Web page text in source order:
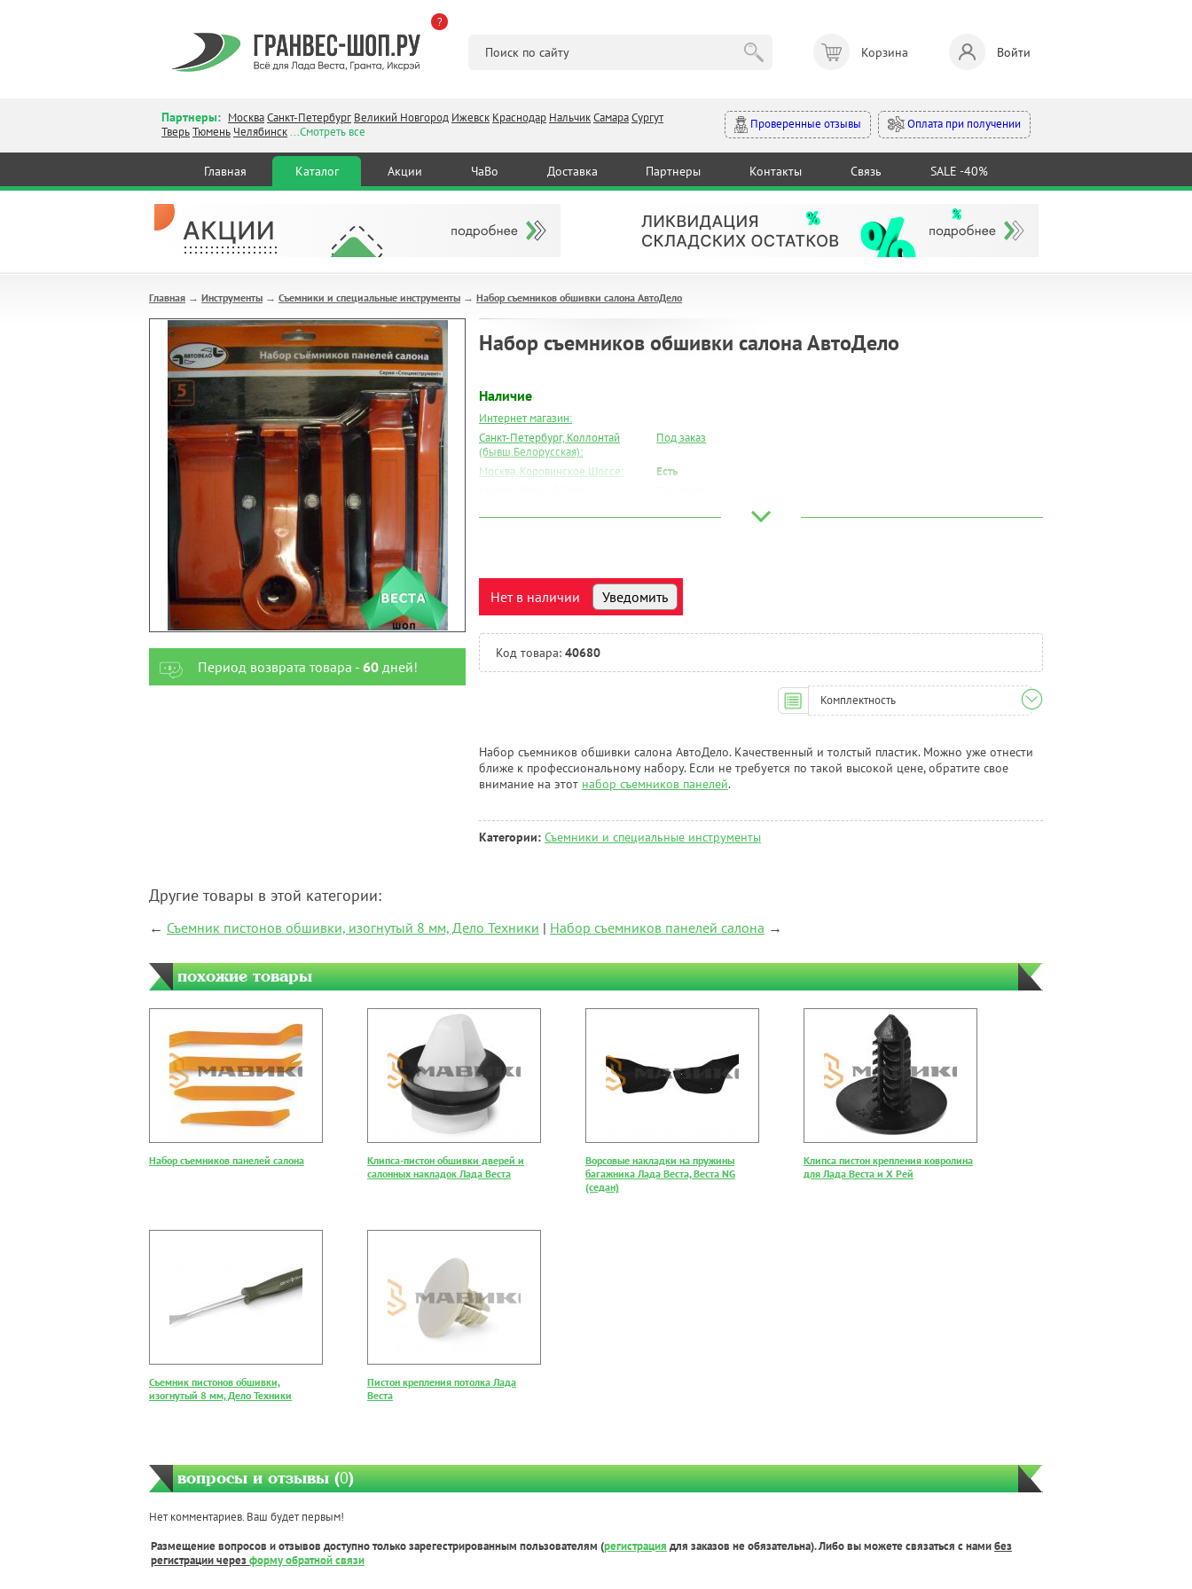
?
Корзина Войти
Партнеры: МоскваСанкт-Петербург Великий Новгород Ижевск Краснодар НальчикСамараСургут
ТверьТюмень Челябинск...Смотреть все
Проверенные отзывы Оплата при получении
Главная Каталог Акции ЧаВо Доставка Партнеры Контакты Связь SALE -40%
Главная → Инструменты → Съемники и специальные инструменты → Набор съемников обшивки салона АвтоДело
Период возврата товара - 60дней!
Набор съемников обшивки салона АвтоДело
Наличие
Интернет магазин:
Санкт-Петербург, Коллонтай
(бывш.Белорусская):
Под заказ
Москва, Коровинское Шоссе:
Есть
Под заказ
Под заказ
Нет в наличии Уведомить
Код товара: 40680
Комплектность
Набор съемников обшивки салона АвтоДело. Качественный и толстый пластик. Можно уже отнести
ближе к профессиональному набору. Если не требуется по такой высокой цене, обратите свое
внимание на этот набор съемников панелей.
Категории: Съемники и специальные инструменты
Другие товары в этой категории:
← Съемник пистонов обшивки, изогнутый 8 мм, Дело Техники | Набор съемников панелей салона →
похожие товары
Набор съемников панелей салона
Клипса-пистон обшивки дверей и
салонных накладок Лада Веста
Ворсовые накладки на пружины
багажника Лада Веста, Веста NG
(седан)
Клипса пистон крепления ковролина
для Лада Веста и Х Рей
Съемник пистонов обшивки,
изогнутый 8 мм, Дело Техники
Пистон крепления потолка Лада
Веста
вопросы и отзывы (0)
Нет комментариев. Ваш будет первым!
Размещение вопросов и отзывов доступно только зарегестрированным пользователям (регистрация для заказов не обязательна). Либо вы можете связаться с намибез
регистрации через форму обратной связи